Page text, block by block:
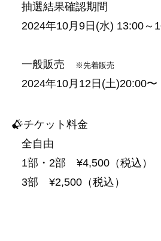
抽選結果確認期間
2024年10月9日(水) 13:00～
一般販売 ※先着販売
2024年10月12日(土)20:00〜
チケット料金
全自由
1部・2部 ¥4,500（税込）
3部 ¥2,500（税込）